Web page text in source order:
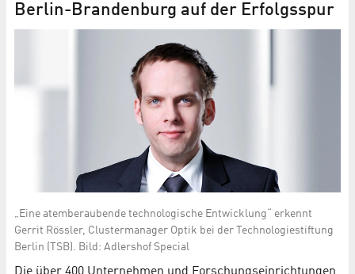
Berlin-Brandenburg auf der Erfolgsspur
„Eine atemberaubende technologische Entwicklung“ erkennt
Gerrit Rössler, Clustermanager Optik bei der Technologiestiftung
Berlin (TSB). Bild: Adlershof Special